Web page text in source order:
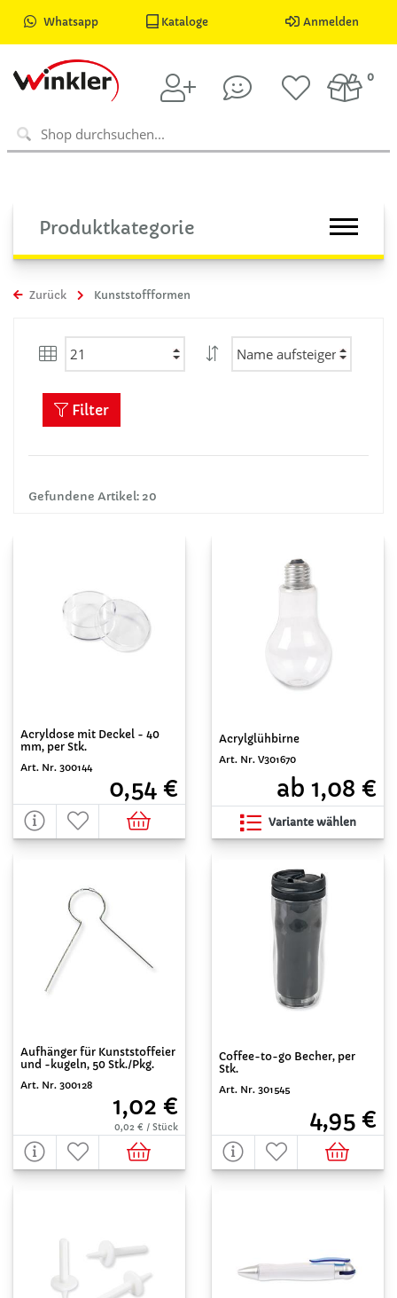
Whatsapp Kataloge Anmelden
0
Produktkategorie
Zurück Kunststoffformen
Gefundene Artikel: 20
Filter
Acryldose mit Deckel - 40
mm, per Stk.
Art. Nr. 300144
0,54 €
Acrylglühbirne
Art. Nr. V301670
ab 1,08 €
Variante wählen
Aufhänger für Kunststoffeier
und -kugeln, 50 Stk./Pkg.
Art. Nr. 300128
1,02 €
0,02 € / Stück
Coffee-to-go Becher, per
Stk.
Art. Nr. 301545
4,95 €